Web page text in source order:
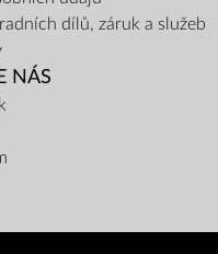
dílů, záruk a služeb
NÁS